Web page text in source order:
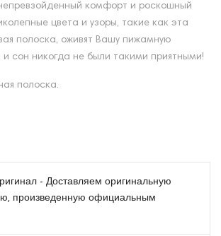
комфорт и роскошный
цвета и узоры, такие как эта
полоска, оживят Вашу пижамную
сон никогда не были такими приятными!
полоска.
- Доставляем оригинальную
произведенную официальным